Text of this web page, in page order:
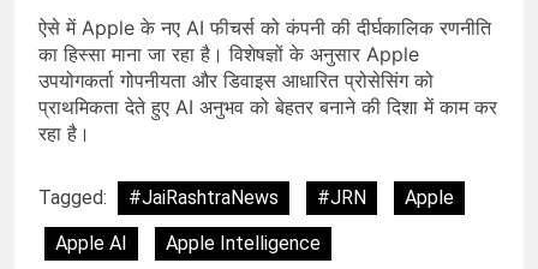
ऐसे में Apple के नए AI फीचर्स को कंपनी की दीर्घकालिक रणनीति
का हिस्सा माना जा रहा है। विशेषज्ञों के अनुसार Apple
उपयोगकर्ता गोपनीयता और डिवाइस आधारित प्रोसेसिंग को
प्राथमिकता देते हुए AI अनुभव को बेहतर बनाने की दिशा में काम कर
रहा है।
Tagged: #JaiRashtraNews #JRN
Apple
Apple AI
Apple Intelligence